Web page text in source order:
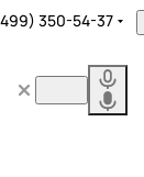
350-54-37